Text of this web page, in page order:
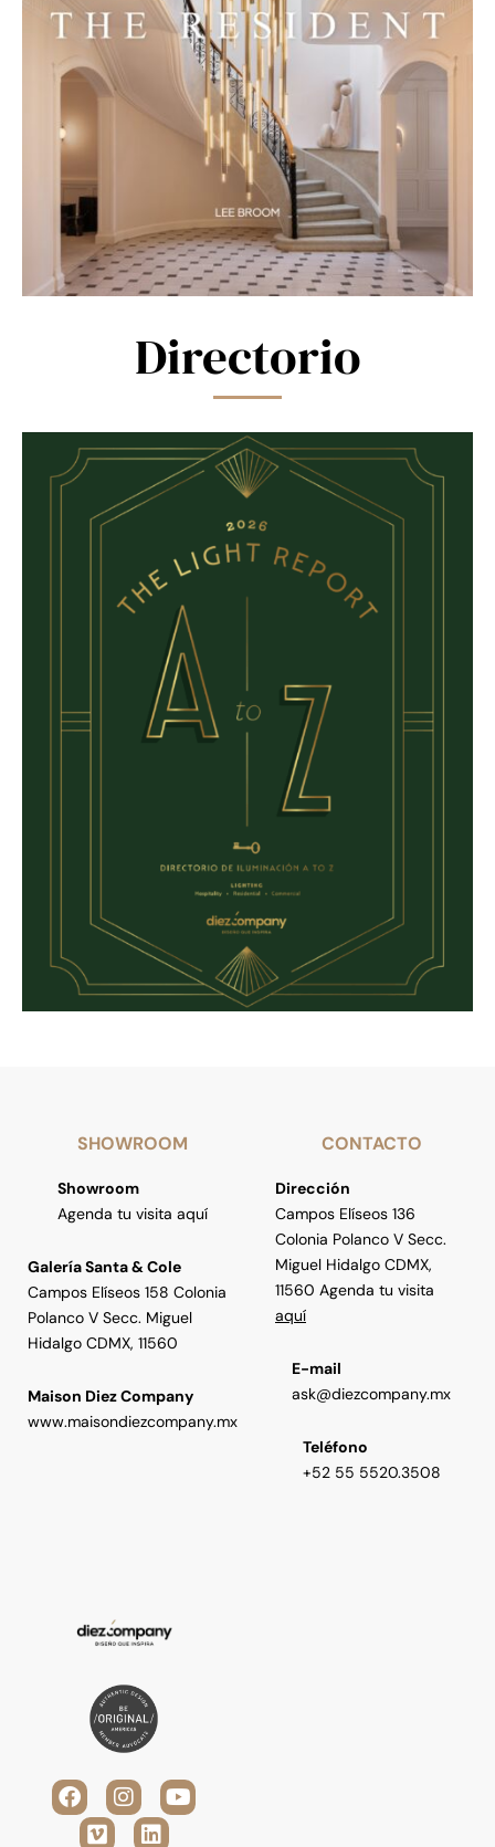
Directorio
SHOWROOM
Showroom
Agenda tu visita aquí
Galería Santa & Cole
Campos Elíseos 158 Colonia
Polanco V Secc. Miguel
Hidalgo CDMX, 11560
Maison Diez Company
www.maisondiezcompany.mx
CONTACTO
Dirección
Campos Elíseos 136
Colonia Polanco V Secc.
Miguel Hidalgo CDMX,
11560 Agenda tu visita
aquí
E-mail
ask@diezcompany.mx
Teléfono
+52 55 5520.3508
F
a
c
I
n
s
Y
o
V
i
m
L
i
n